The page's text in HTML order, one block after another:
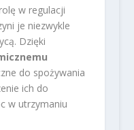
w regulacji
je niezwykle
Dzięki
do spożywania
ich do
w utrzymaniu